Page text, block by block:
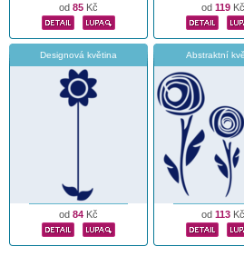
od 85 Kč od 119Kč
Designová květina
od 84 Kč
Abstraktní
od 113Kč